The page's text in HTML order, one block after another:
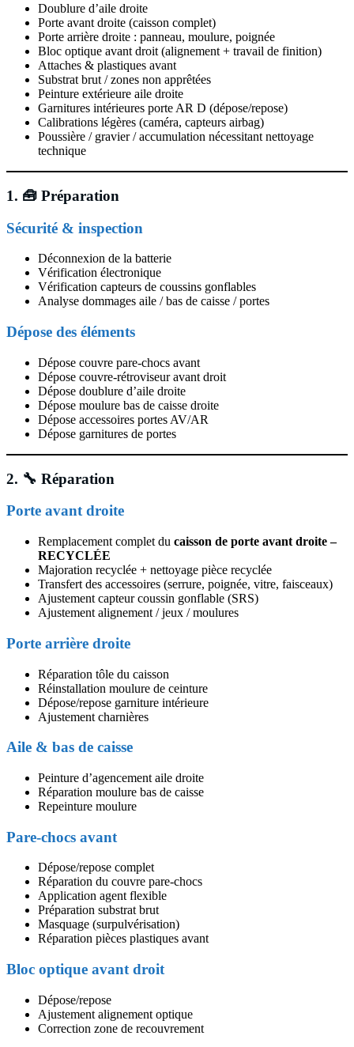
Doublure d’aile droite
Porte avant droite (caisson complet)
Porte arrière droite : panneau, moulure, poignée
Bloc optique avant droit (alignement + travail de finition)
Attaches & plastiques avant
Substrat brut / zones non apprêtées
Peinture extérieure aile droite
Garnitures intérieures porte AR D (dépose/repose)
Calibrations légères (caméra, capteurs airbag)
Poussière / gravier / accumulation nécessitant nettoyage
technique
1. 🧰 Préparation
Sécurité & inspection
Déconnexion de la batterie
Vérification électronique
Vérification capteurs de coussins gonflables
Analyse dommages aile / bas de caisse / portes
Dépose des éléments
Dépose couvre pare-chocs avant
Dépose couvre-rétroviseur avant droit
Dépose doublure d’aile droite
Dépose moulure bas de caisse droite
Dépose accessoires portes AV/AR
Dépose garnitures de portes
2. 🔧 Réparation
Porte avant droite
Remplacement complet du caisson de porte avant droite –
RECYCLÉE
Majoration recyclée + nettoyage pièce recyclée
Transfert des accessoires (serrure, poignée, vitre, faisceaux)
Ajustement capteur coussin gonflable (SRS)
Ajustement alignement / jeux / moulures
Porte arrière droite
Réparation tôle du caisson
Réinstallation moulure de ceinture
Dépose/repose garniture intérieure
Ajustement charnières
Aile & bas de caisse
Peinture d’agencement aile droite
Réparation moulure bas de caisse
Repeinture moulure
Pare-chocs avant
Dépose/repose complet
Réparation du couvre pare-chocs
Application agent flexible
Préparation substrat brut
Masquage (surpulvérisation)
Réparation pièces plastiques avant
Bloc optique avant droit
Dépose/repose
Ajustement alignement optique
Correction zone de recouvrement